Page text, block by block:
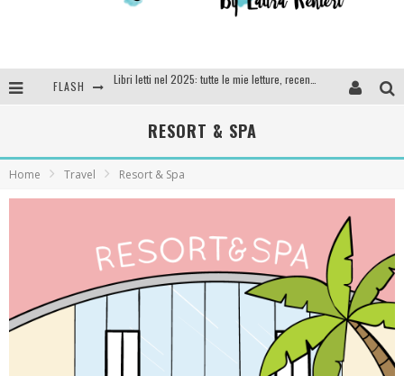
FLASH Cosa vediamo questa sera? Te lo dico io: film e serie TV visti nel 2025
SEE YOU AT 5 | Chanel
Anya Taylor-Joy, Jisoo e Willow Smith protagoniste della nuova campagna Dior Addict
RESORT & SPA
Home Travel Resort & Spa